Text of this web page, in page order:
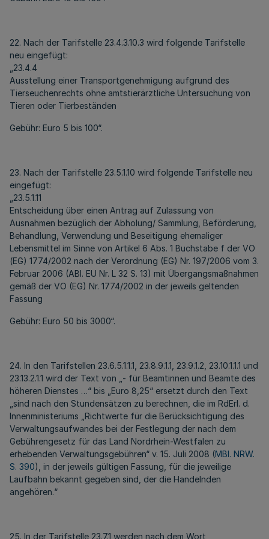
22. Nach der Tarifstelle 23.4.3.10.3 wird folgende Tarifstelle
neu eingefügt:
„23.4.4
Ausstellung einer Transportgenehmigung aufgrund des
Tierseuchenrechts ohne amtstierärztliche Untersuchung von
Tieren oder Tierbeständen
Gebühr: Euro 5 bis 100“.
23. Nach der Tarifstelle 23.5.1.10 wird folgende Tarifstelle neu
eingefügt:
„23.5.1.11
Entscheidung über einen Antrag auf Zulassung von
Ausnahmen bezüglich der Abholung/ Sammlung, Beförderung,
Behandlung, Verwendung und Beseitigung ehemaliger
Lebensmittel im Sinne von Artikel 6 Abs. 1 Buchstabe f der VO
(EG) 1774/2002 nach der Verordnung (EG) Nr. 197/2006 vom 3.
Februar 2006 (ABl. EU Nr. L 32 S. 13) mit Übergangsmaßnahmen
gemäß der VO (EG) Nr. 1774/2002 in der jeweils geltenden
Fassung
Gebühr: Euro 50 bis 3000“.
24. In den Tarifstellen 23.6.5.1.1.1, 23.8.9.1.1, 23.9.1.2, 23.10.1.1.1 und
23.13.2.1.1 wird der Text von „- für Beamtinnen und Beamte des
höheren Dienstes …“ bis „Euro 8,25“ ersetzt durch den Text
„sind nach den Stundensätzen zu berechnen, die im RdErl. d.
Innenministeriums „Richtwerte für die Berücksichtigung des
Verwaltungsaufwandes bei der Festlegung der nach dem
Gebührengesetz für das Land Nordrhein-Westfalen zu
erhebenden Verwaltungsgebühren“ v. 15. Juli 2008 (MBl. NRW.
S. 390), in der jeweils gültigen Fassung, für die jeweilige
Laufbahn bekannt gegeben sind, der die Handelnden
angehören.“
25. In der Tarifstelle 23.7.1 werden nach dem Wort